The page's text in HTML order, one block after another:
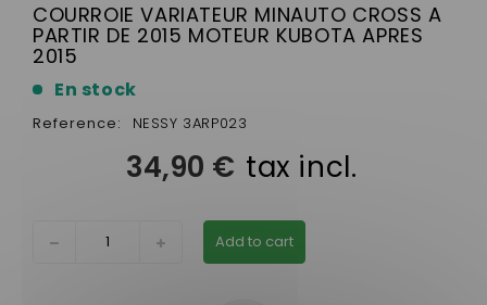
COURROIE VARIATEUR MINAUTO CROSS A
PARTIR DE 2015 MOTEUR KUBOTA APRES
2015
En stock
Reference: NESSY 3ARP023
34,90 € tax incl.
Add to cart